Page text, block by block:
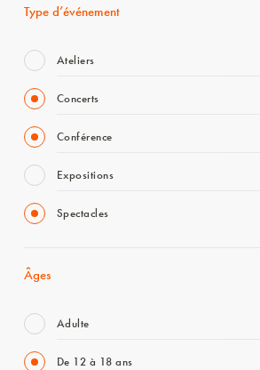
Type d’événement
Ateliers
Concerts
Conférence
Expositions
Spectacles
Âges
Adulte
De 12 à 18 ans